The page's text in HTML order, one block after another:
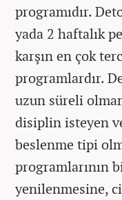
programıdır.
yada 2 haftalık
karşın en çok
programlardır.
uzun süreli
disiplin isteyen
beslenme tipi
programlarının
yenilenmesine,